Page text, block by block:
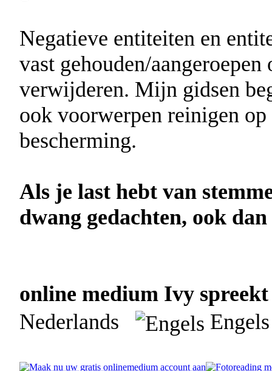
Negatieve entiteiten en
vast gehouden/
verwijderen. Mijn gidsen
ook voorwerpen reinigen
bescherming.
Als je last hebt van
dwang gedachten, ook
online medium Ivy
Nederlands
Engels